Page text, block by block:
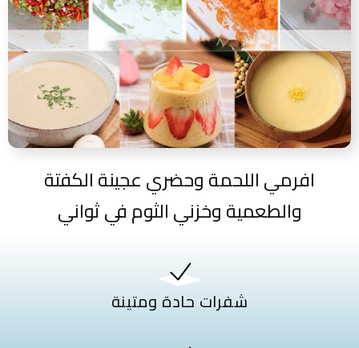
افرمي اللحمة وحضري عجينة الكفتة
والطعمية وخزني الثوم في ثواني
شفرات حادة ومتينة